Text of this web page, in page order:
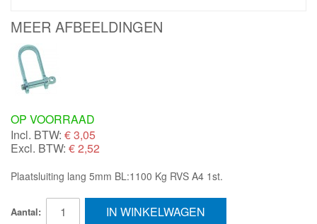
MEER AFBEELDINGEN
OP VOORRAAD
Incl. BTW: €3,05
Excl. BTW: € 2,52
Plaatsluiting lang 5mm BL:1100 Kg RVS A4 1st.
Aantal: IN WINKELWAGEN